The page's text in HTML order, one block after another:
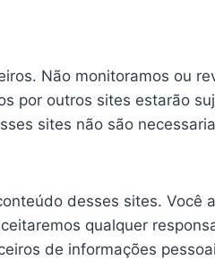
Não monitoramos ou
por outros sites estarão
sites não são
desses sites. Você
qualquer
de informações